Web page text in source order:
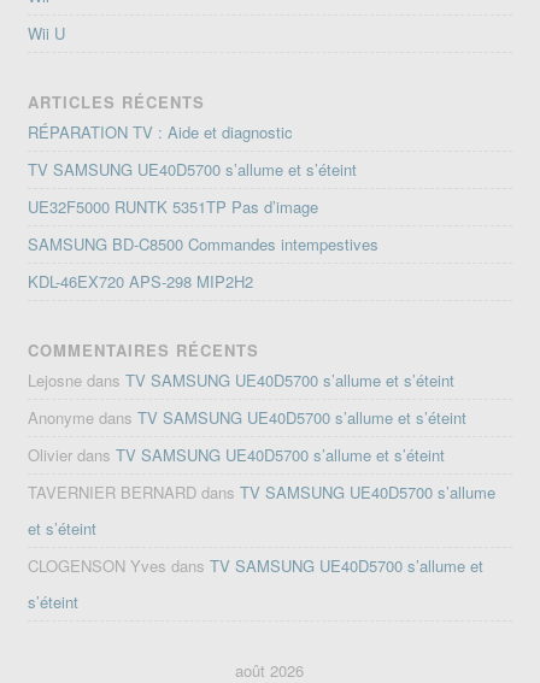
Wii U
ARTICLES RÉCENTS
RÉPARATION TV : Aide et diagnostic
TV SAMSUNG UE40D5700 s’allume et s’éteint
UE32F5000 RUNTK 5351TP Pas d’image
SAMSUNG BD-C8500 Commandes intempestives
KDL-46EX720 APS-298 MIP2H2
COMMENTAIRES RÉCENTS
Lejosne dansTV SAMSUNG UE40D5700 s’allume et s’éteint
Anonyme dansTV SAMSUNG UE40D5700 s’allume et s’éteint
Olivier dansTV SAMSUNG UE40D5700 s’allume et s’éteint
TAVERNIER BERNARD dansTV SAMSUNG UE40D5700 s’allume
et s’éteint
CLOGENSON Yves dansTV SAMSUNG UE40D5700 s’allume et
s’éteint
août 2026